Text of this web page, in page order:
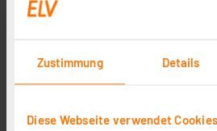
Zustimmung Details
Diese Webseite verwendet Cookies
Homematic IP Smart Home LED
1 2 3 4 5